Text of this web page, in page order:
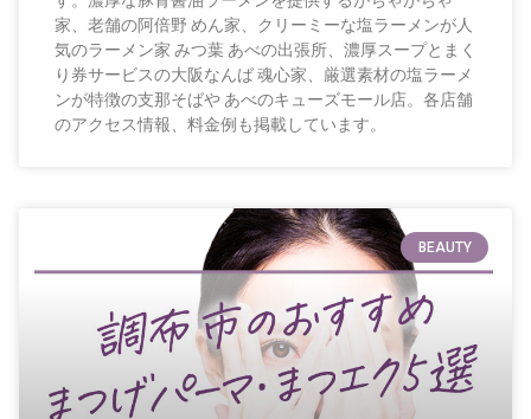
家、老舗の阿倍野 めん家、クリーミーな塩ラーメンが人
気のラーメン家 みつ葉 あべの出張所、濃厚スープとまく
り券サービスの大阪なんば 魂心家、厳選素材の塩ラーメ
ンが特徴の支那そばや あべのキューズモール店。各店舗
のアクセス情報、料金例も掲載しています。
BEAUTY